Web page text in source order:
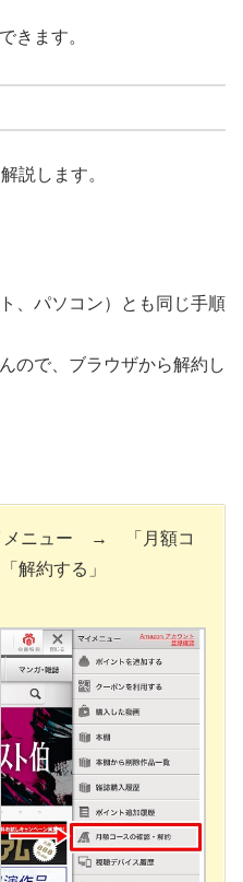
きます。
説します。
、パソコン）とも同じ手順
ので、ブラウザから解約し
ニュー → 「月額コ
約する」